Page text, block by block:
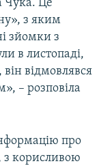
Чука. Це
з яким
зйомки з
в листопаді,
відмовлявся
– розповіла
про
з корисливою